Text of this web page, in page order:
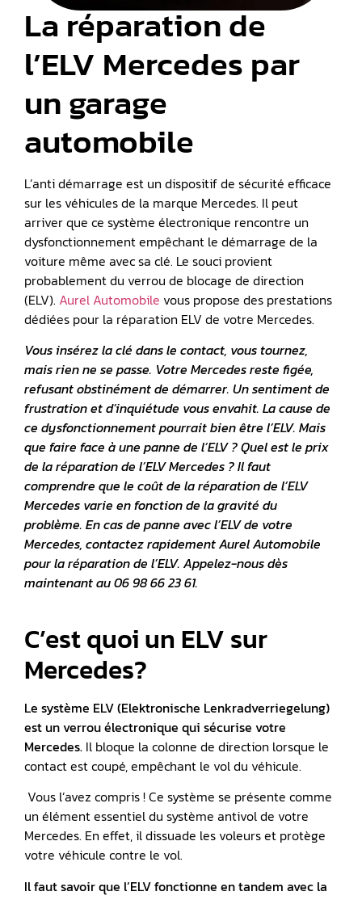
La réparation de
l’ELV Mercedes par
un garage
automobile
L’anti démarrage est un dispositif de sécurité efficace
sur les véhicules de la marque Mercedes. Il peut
arriver que ce système électronique rencontre un
dysfonctionnement empêchant le démarrage de la
voiture même avec sa clé. Le souci provient
probablement du verrou de blocage de direction
(ELV). Aurel Automobile vous propose des prestations
dédiées pour la réparation ELV de votre Mercedes.
Vous insérez la clé dans le contact, vous tournez,
mais rien ne se passe. Votre Mercedes reste figée,
refusant obstinément de démarrer. Un sentiment de
frustration et d’inquiétude vous envahit. La cause de
ce dysfonctionnement pourrait bien être l’ELV. Mais
que faire face à une panne de l’ELV ? Quel est le prix
de la réparation de l’ELV Mercedes ? Il faut
comprendre que le coût de la réparation de l’ELV
Mercedes varie en fonction de la gravité du
problème. En cas de panne avec l’ELV de votre
Mercedes, contactez rapidement Aurel Automobile
pour la réparation de l’ELV. Appelez-nous dès
maintenant au 06 98 66 23 61.
C’est quoi un ELV sur
Mercedes?
Le système ELV (Elektronische Lenkradverriegelung)
est un verrou électronique qui sécurise votre
Mercedes. Il bloque la colonne de direction lorsque le
contact est coupé, empêchant le vol du véhicule.
Vous l’avez compris ! Ce système se présente comme
un élément essentiel du système antivol de votre
Mercedes. En effet, il dissuade les voleurs et protège
votre véhicule contre le vol.
Il faut savoir que l’ELV fonctionne en tandem avec la